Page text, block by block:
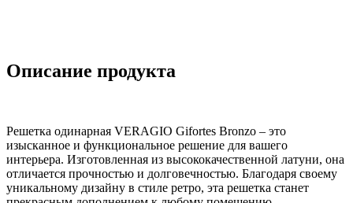
Описание продукта
Решетка одинарная VERAGIO Gifortes Bronzo – это
изысканное и функциональное решение для вашего
интерьера. Изготовленная из высококачественной латуни, она
отличается прочностью и долговечностью. Благодаря своему
уникальному дизайну в стиле ретро, эта решетка станет